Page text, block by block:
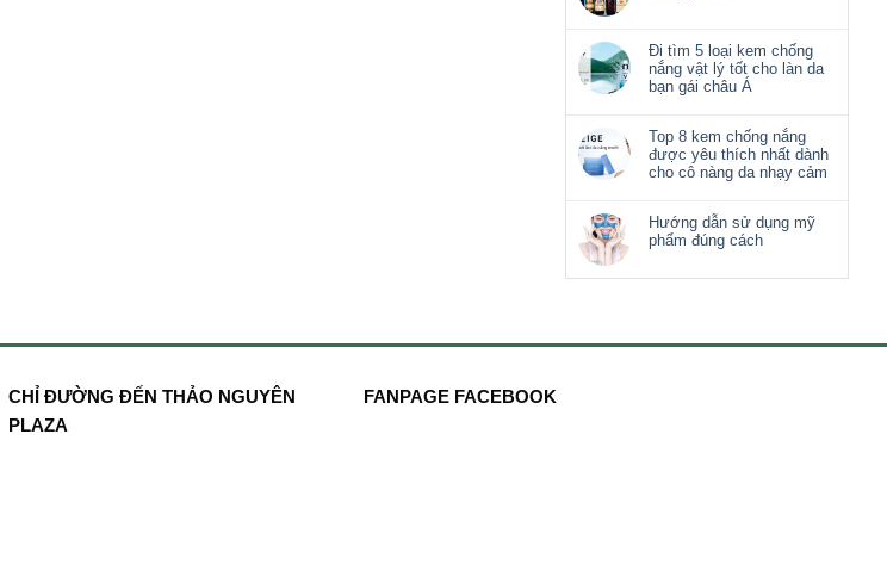
Đi tìm 5 loại kem chống
nắng vật lý tốt cho làn da
bạn gái châu Á
Top 8 kem chống nắng
được yêu thích nhất dành
cho cô nàng da nhạy cảm
Hướng dẫn sử dụng mỹ
phẩm đúng cách
CHỈ ĐƯỜNG ĐẾN THẢO NGUYÊN
PLAZA
FANPAGE FACEBOOK